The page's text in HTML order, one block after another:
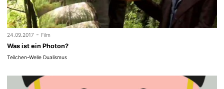
24.09.2017 - Film
Was ist ein Photon?
Teilchen-Welle Dualismus